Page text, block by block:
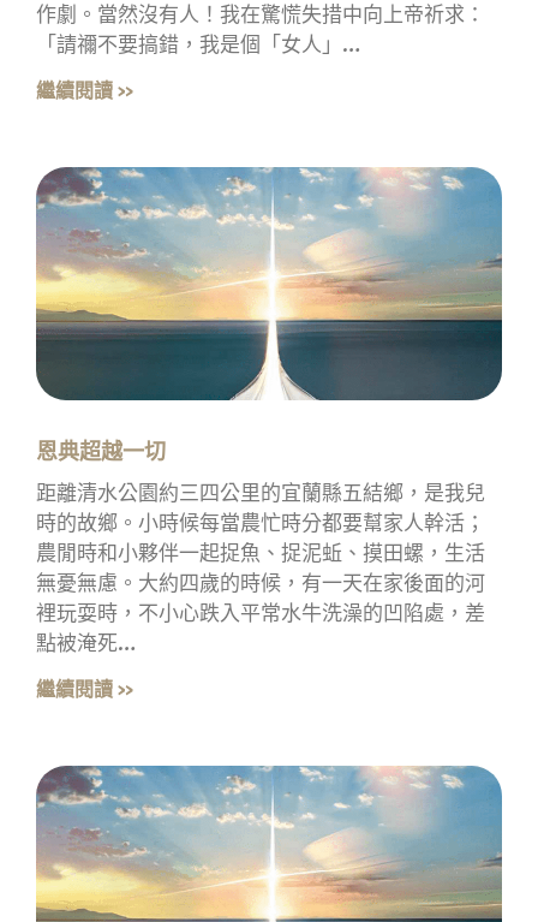
作劇。當然沒有人！我在驚慌失措中向上帝祈求：
「請禰不要搞錯，我是個「女人」…
繼續閱讀 »
恩典超越一切
距離清水公園約三四公里的宜蘭縣五結鄉，是我兒
時的故鄉。小時候每當農忙時分都要幫家人幹活；
農閒時和小夥伴一起捉魚、捉泥蚯、摸田螺，生活
無憂無慮。大約四歲的時候，有一天在家後面的河
裡玩耍時，不小心跌入平常水牛洗澡的凹陷處，差
點被淹死…
繼續閱讀 »